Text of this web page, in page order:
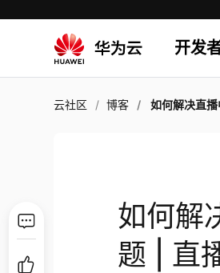
开发
云社区 博客 如何解决直播中的
如何解
题 | 直